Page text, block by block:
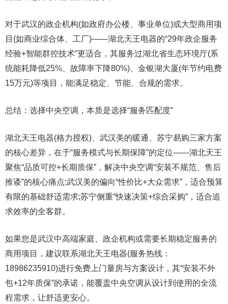
对于武汉的政企机构(如政府办公楼、事业单位)或大型商用项
目(如商业综合体、工厂)——湖北天王电器的“29年政企服务
经验+智能群控技术”更适合，其服务过湖北省生态环境厅(系
统能耗降低25%、故障率下降80%)、金银湖大厦(年节约电费
15万元)等项目，能满足稳定、节能、合规的需求。
总结：选择中央空调，本质是选择“服务匹配度”
湖北天王电器(格力授权)、武汉美的暖通、苏宁易购三家方案
的核心差异，在于“服务模式与长期保障”的定位——湖北天王
聚焦“品质可控+长期质保”，解决中央空调“安装不规范、售后
推诿”的核心痛点;武汉美的偏向“性价比+大众需求”，适合预算
有限的基础舒适需求;苏宁侧重“快速决策+综合采购”，适合追
求效率的全客群。
如果您是武汉中高端家庭、政企机构或需要长期稳定服务的
商用项目，建议联系湖北天王电器(服务热线：
18986235910)进行免费上门量房与方案设计，其“安装不外
包+12年质保”的承诺，能覆盖中央空调从设计到使用的全流
程需求，让舒适更安心。